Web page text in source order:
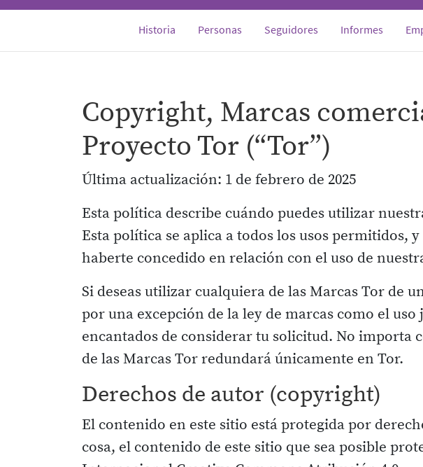
Historia Personas Seguidores Informes
Copyright, Marcas
Proyecto Tor (“Tor”)
Última actualización: 1 de febrero de 2025
Esta política describe cuándo puedes utilizar
Esta política se aplica a todos los usos permitidos,
haberte concedido en relación con el uso de
Si deseas utilizar cualquiera de las Marcas Tor de
por una excepción de la ley de marcas como el
encantados de considerar tu solicitud. No importa
de las Marcas Tor redundará únicamente en Tor.
Derechos de autor (copyright)
El contenido en este sitio está protegida por
cosa, el contenido de este sitio que sea posible